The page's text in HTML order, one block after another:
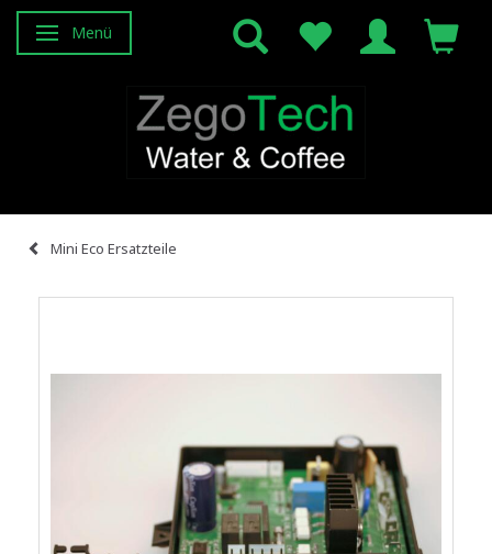
Anzeige ändern
Menü
Mini Eco Ersatzteile